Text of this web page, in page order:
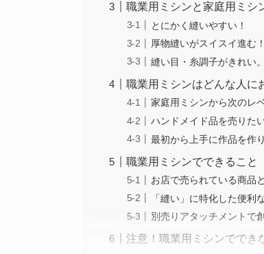
職業用ミシンと家庭用ミシ
とにかく縫いやすい！
厚物縫いがスイスイ進む！
縫い目・糸調子がきれい
職業用ミシンはどんな人に
家庭用ミシンから次のレ
ハンドメイド品を売りた
最初から上手に作品を作
職業用ミシンでできること
お店で売られている商品
「縫い」に特化した便利
別売りアタッチメントで
注意！職業用ミシンででき